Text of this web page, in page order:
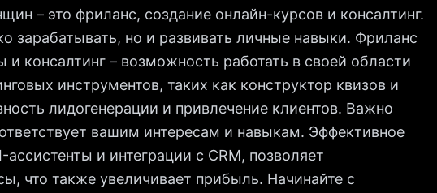
– это фриланс, создание онлайн-курсов и консалтинг.
зарабатывать, но и развивать личные навыки. Фриланс
и консалтинг – возможность работать в своей области
инструментов, таких как конструктор квизов и
лидогенерации и привлечение клиентов. Важно
вашим интересам и навыкам. Эффективное
и интеграции с CRM, позволяет
что также увеличивает прибыль. Начинайте с